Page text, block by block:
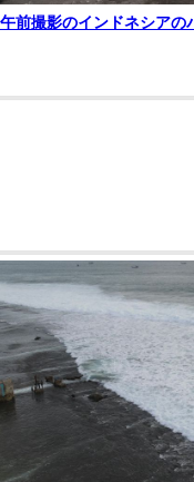
前撮影のインドネシアの